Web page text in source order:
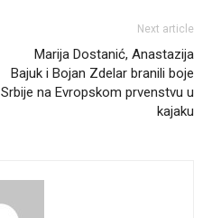
Next article
Marija Dostanić, Anastazija
Bajuk i Bojan Zdelar branili boje
Srbije na Evropskom prvenstvu u
kajaku